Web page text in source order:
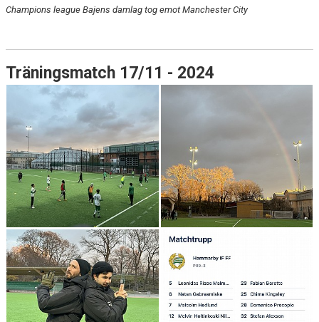
Champions league Bajens damlag tog emot Manchester City
Träningsmatch 17/11 - 2024